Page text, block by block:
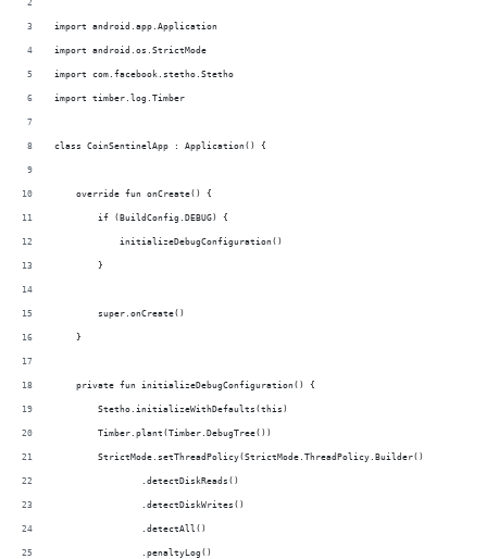
import android.app.Application
import android.os.StrictMode
import com.facebook.stetho.Stetho
import timber.log.Timber
class CoinSentinelApp : Application() {
    override fun onCreate() {
        if (BuildConfig.DEBUG) {
            initializeDebugConfiguration()
        }
        super.onCreate()
    }
    private fun initializeDebugConfiguration() {
        Stetho.initializeWithDefaults(this)
        Timber.plant(Timber.DebugTree())
        StrictMode.setThreadPolicy(StrictMode.ThreadPolicy.Builder()
                .detectDiskReads()
                .detectDiskWrites()
                .detectAll()
                .penaltyLog()